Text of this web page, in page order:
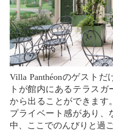
Villa Panthéonのゲストだけが楽しめる秘密スポッ
トが館内にあるテラス
から出ることができます
プライベート感があり、
中、ここでのんびりと過